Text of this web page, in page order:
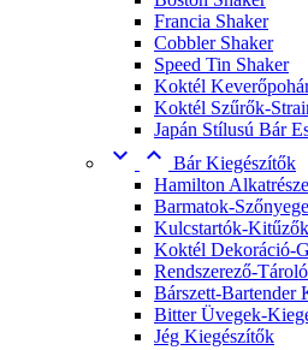
Francia Shaker
Cobbler Shaker
Speed Tin Shaker
Koktél
Koktél Szűrők-
Japán Stílusú Bár
  Bár Kiegészítők
Hamilton
Barmatok-
Kulcstartók-Kitűzők
Koktél Dekoráció-
Rendszerező-Tároló
Bárszett-Bartender
Bitter Üvegek-
Jég Kiegészítők